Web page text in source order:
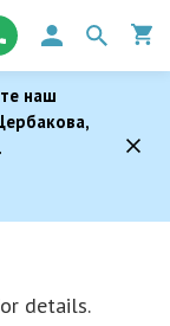
наш
details.